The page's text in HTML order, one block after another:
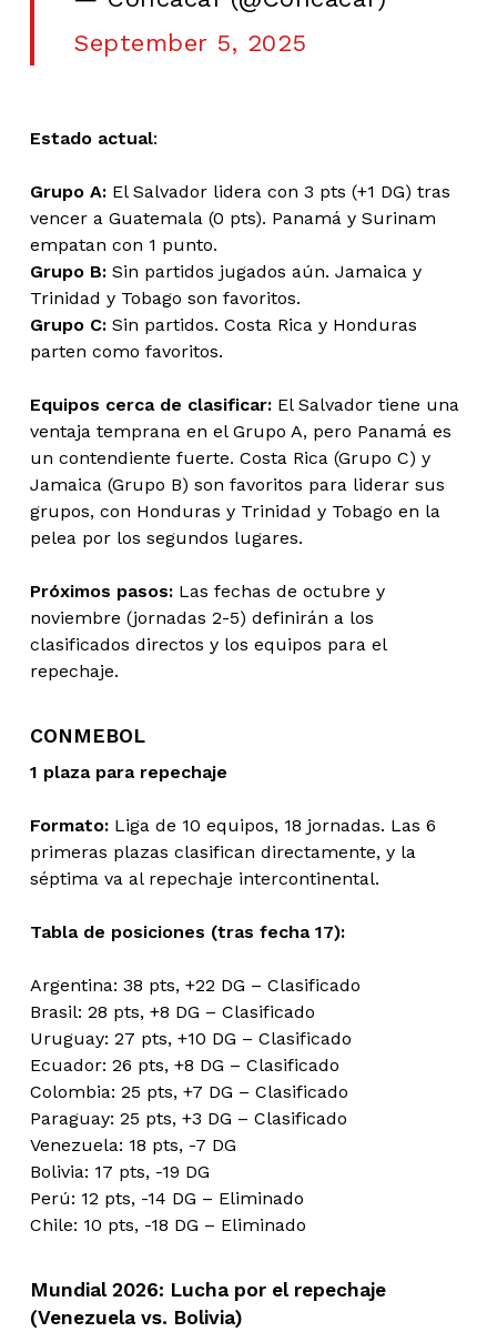
September 5, 2025
Estado actual:
Grupo A:El Salvador lidera con 3 pts (+1 DG) tras
vencer a Guatemala (0 pts). Panamá y Surinam
empatan con 1 punto.
Grupo B:Sin partidos jugados aún. Jamaica y
Trinidad y Tobago son favoritos.
Grupo C:Sin partidos. Costa Rica y Honduras
parten como favoritos.
Equipos cerca de clasificar:El Salvador tiene una
ventaja temprana en el Grupo A, pero Panamá es
un contendiente fuerte. Costa Rica (Grupo C) y
Jamaica (Grupo B) son favoritos para liderar sus
grupos, con Honduras y Trinidad y Tobago en la
pelea por los segundos lugares.
Próximos pasos:Las fechas de octubre y
noviembre (jornadas 2-5) definirán a los
clasificados directos y los equipos para el
repechaje.
CONMEBOL
1 plaza para repechaje
Formato:Liga de 10 equipos, 18 jornadas. Las 6
primeras plazas clasifican directamente, y la
séptima va al repechaje intercontinental.
Tabla de posiciones (tras fecha 17):
Argentina: 38 pts, +22 DG – Clasificado
Brasil: 28 pts, +8 DG – Clasificado
Uruguay: 27 pts, +10 DG – Clasificado
Ecuador: 26 pts, +8 DG – Clasificado
Colombia: 25 pts, +7 DG – Clasificado
Paraguay: 25 pts, +3 DG – Clasificado
Venezuela: 18 pts, -7 DG
Bolivia: 17 pts, -19 DG
Perú: 12 pts, -14 DG – Eliminado
Chile: 10 pts, -18 DG – Eliminado
Mundial 2026: Lucha por el repechaje
(Venezuela vs. Bolivia)